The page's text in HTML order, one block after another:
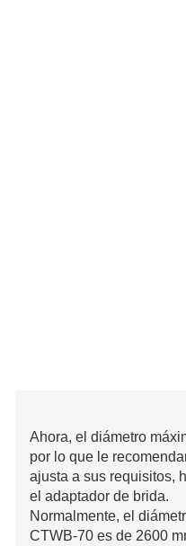
Ahora, el diámetro
por lo que le
ajusta a sus requisitos,
el adaptador de brida.
Normalmente, el
CTWB-70 es de 2600